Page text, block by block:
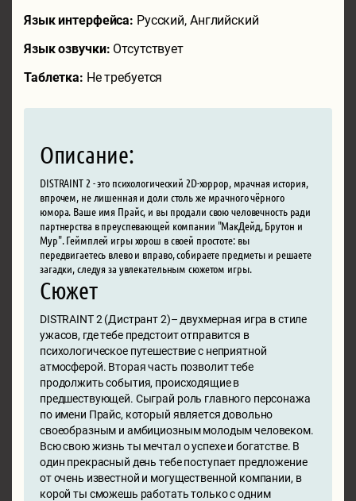
Язык интерфейса: Русский, Английский
Язык озвучки: Отсутствует
Таблетка: Не требуется
Описание:
DISTRAINT 2 - это психологический 2D-хоррор, мрачная история,
впрочем, не лишенная и доли столь же мрачного чёрного
юмора. Ваше имя Прайс, и вы продали свою человечность ради
партнерства в преуспевающей компании "МакДейд, Брутон и
Мур". Геймплей игры хорош в своей простоте: вы
передвигаетесь влево и вправо, собираете предметы и решаете
загадки, следуя за увлекательным сюжетом игры.
Сюжет
DISTRAINT 2 (Дистрант 2)– двухмерная игра в стиле
ужасов, где тебе предстоит отправится в
психологическое путешествие с неприятной
атмосферой. Вторая часть позволит тебе
продолжить события, происходящие в
предшествующей. Сыграй роль главного персонажа
по имени Прайс, который является довольно
своеобразным и амбициозным молодым человеком.
Всю свою жизнь ты мечтал о успехе и богатстве. В
один прекрасный день тебе поступает предложение
от очень известной и могущественной компании, в
корой ты сможешь работать только с одним